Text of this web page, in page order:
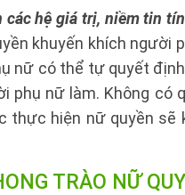
các hệ giá trị, niềm tin
khuyến khích người
nữ có thể tự quyết
phụ nữ làm. Không có
thực hiện nữ quyền
TRÀO NỮ